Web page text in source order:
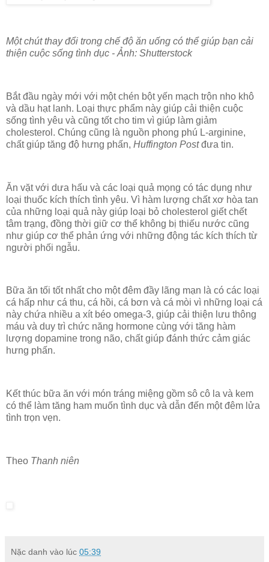
Một chút thay đổi trong chế độ ăn uống có thể giúp bạn cải
thiện cuộc sống tình dục - Ảnh: Shutterstock
Bắt đầu ngày mới với một chén bột yến mạch trộn nho khô
và dầu hạt lanh. Loại thực phẩm này giúp cải thiện cuộc
sống tình yêu và cũng tốt cho tim vì giúp làm giảm
cholesterol. Chúng cũng là nguồn phong phú L-arginine,
chất giúp tăng độ hưng phấn, Huffington Postđưa tin.
Ăn vặt với dưa hấu và các loại quả mọng có tác dụng như
loại thuốc kích thích tình yêu. Vì hàm lượng chất xơ hòa tan
của những loại quả này giúp loại bỏ cholesterol giết chết
tâm trạng, đồng thời giữ cơ thể không bị thiếu nước cũng
như giúp cơ thể phản ứng với những động tác kích thích từ
người phối ngẫu.
Bữa ăn tối tốt nhất cho một đêm đầy lãng mạn là có các loại
cá hấp như cá thu, cá hồi, cá bơn và cá mòi vì những loại cá
này chứa nhiều a xít béo omega-3, giúp cải thiện lưu thông
máu và duy trì chức năng hormone cùng với tăng hàm
lượng dopamine trong não, chất giúp đánh thức cảm giác
hưng phấn.
Kết thúc bữa ăn với món tráng miệng gồm sô cô la và kem
có thể làm tăng ham muốn tình dục và dẫn đến một đêm lửa
tình trọn vẹn.
Theo Thanh niên
Nặc danh vào lúc 05:39